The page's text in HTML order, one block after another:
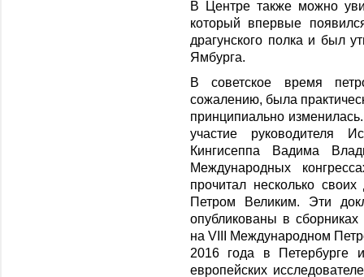
В Центре также можно
который впервые
драгунского полка и был
Ямбурга.
В советское время
сожалению, была
принципиально
участие руководителя
Кингисеппа Вадима
Международных
прочитал несколько
Петром Великим. Эти
опубликованы в сборниках
на VIII Международном
2016 года в Петербурге
европейских